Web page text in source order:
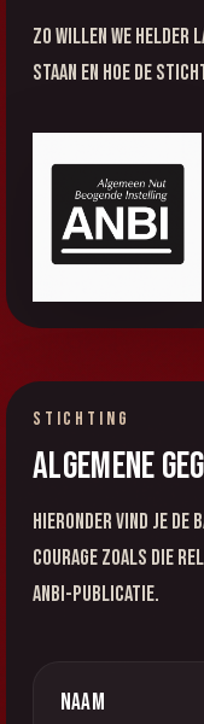
Zo willen we helder
staan en hoe de
STICHTING
Algemene
Hieronder vind je de
Courage zoals die
ANBI-publicatie.
Naam